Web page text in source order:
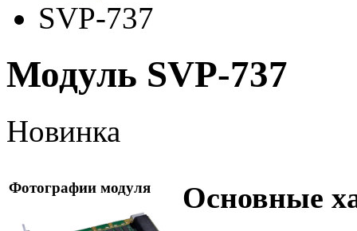
SVP-737
Модуль SVP-737
Новинка
Фотографии модуля Основные